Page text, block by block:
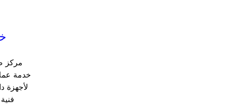
مركز
خدمة
لأجهزة